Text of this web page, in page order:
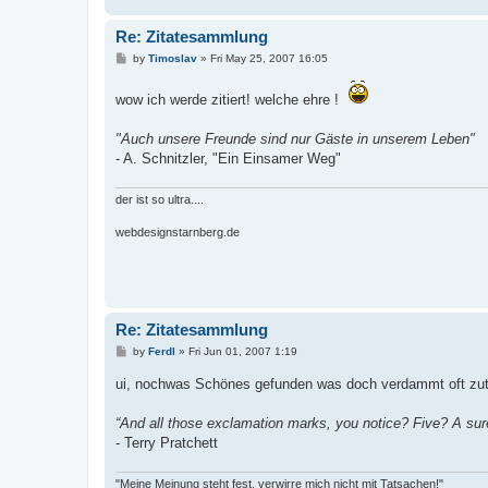
Re: Zitatesammlung
P
t
by Timoslav» Fri May 25, 2007 16:05
wow ich werde zitiert! welche ehre !
"Auch unsere Freunde sind nur Gäste in unserem Leben"
- A. Schnitzler, "Ein Einsamer Weg"
der ist so ultra....
webdesignstarnberg.de
Re: Zitatesammlung
P
t
by Ferdl » Fri Jun 01, 2007 1:19
ui, nochwas Schönes gefunden was doch verdammt oft
“And all those exclamation marks, you notice? Five? A
- Terry Pratchett
"Meine Meinung steht fest, verwirre mich nicht mit Tatsachen!"